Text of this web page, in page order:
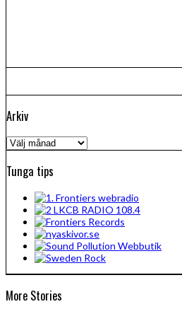
Arkiv
Arkiv
Tunga tips
More Stories